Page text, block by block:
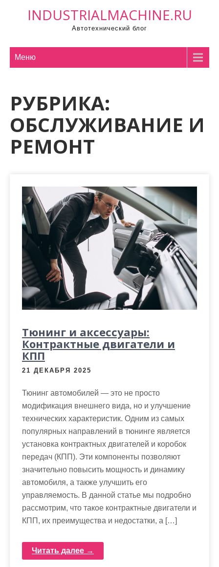
INDUSTRIALMACHINE.RU
Автотехнический блог
Меню
РУБРИКА:
ОБСЛУЖИВАНИЕ И
РЕМОНТ
Тюнинг и аксессуары:
Контрактные двигатели и
КПП
21 ДЕКАБРЯ 2025
Тюнинг автомобилей — это не просто
модификация внешнего вида, но и улучшение
технических характеристик. Одним из самых
популярных направлений в тюнинге является
установка контрактных двигателей и коробок
передач (КПП). Эти компоненты позволяют
значительно повысить мощность и динамику
автомобиля, а также улучшить его
управляемость. В данной статье мы подробно
рассмотрим, что такое контрактные двигатели и
КПП, их преимущества и недостатки, а […]
Читать далее →